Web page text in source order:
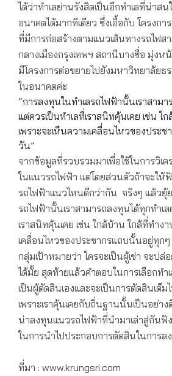
ได้ว่าทำเลย่านรังสิตเป็นอีกทำเลที่น่าสน
อนาคตได้มากทีเดียว ซึ่งเอื้อกับ โครงกา
ที่มีการก่อสร้างตามแนวเส้นทางรถไฟส
กลางเมืองกรุงเทพฯ สถานีบางซื่อ มุ่งห
มีโครงการต่อขยายไปยังมหาวิทยาลัยธ
ในอนาคตค่ะ
“การลงทุนในทำเลรถไฟฟ้านั้นเราสาม
แต่ควรเป็นทำเลที่เราสนิทคุ้นเคย เช่น ใ
เพราะจะเห็นความเคลื่อนไหวของประ
วัน”
จากข้อมูลที่รวบรวมมาเพื่อใช้ในการวิเ
ในแนวรถไฟฟ้า แต่โดยส่วนตัวถ้าจะให้
รถไฟฟ้าแนวไหนดีกว่ากัน จริงๆ แล้วยุ้
รถไฟฟ้านั้นเราสามารถลงทุนได้ทุกทำเ
เราสนิทคุ้นเคย เช่น ใกล้บ้าน ใกล้ที่ทำง
เคลื่อนไหวของประชากรแถบนั้นอยู่ทุกๆ
กลุ่มเป้าหมายว่า ใครจะเป็นผู้เช่า จะปล่
ได้มั้ย สุดท้ายแล้วคำตอบในการเลือกทำ
เป็นผู้ตัดสินเองและจะเป็นการตัดสินเต็
เพราะเราคุ้นเคยกับถิ่นฐานนั้นเป็นอย่า
น่าลงทุนแนวรถไฟฟ้าที่นำมาเล่าสู่กันฟั
ในการนำไปประกอบการตัดสินในการล
ที่มา : www.krungsri.com